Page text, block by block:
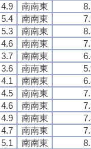
4.9 南南東
5.4 南南東
5.3 南南東
4.6 南南東
3.7 南南東
3.6 南南東
4.1 南南東
4.5 南南東
4.6 南南東
4.9 南南東
4.7 南南東
5.1 南南東